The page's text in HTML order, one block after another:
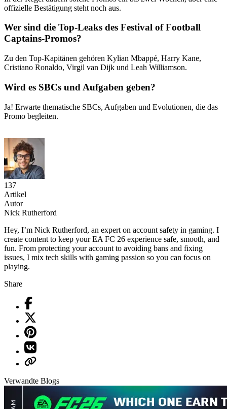
offizielle Bestätigung steht noch aus.
Wer sind die Top-Leaks des Festival of Football
Captains-Promos?
Zu den Top-Kapitänen gehören Kylian Mbappé, Harry Kane,
Cristiano Ronaldo, Virgil van Dijk und Leah Williamson.
Wird es SBCs und Aufgaben geben?
Ja! Erwarte thematische SBCs, Aufgaben und Evolutionen, die das
Promo begleiten.
137
Artikel
Autor
Nick Rutherford
Hey, I’m Nick Rutherford, an expert on account safety in gaming. I
create content to keep your EA FC 26 experience safe, smooth, and
fun. From protecting your account to avoiding bans and fixing
issues, I mix tech skills with gaming passion so you can focus on
playing.
Share
Verwandte Blogs